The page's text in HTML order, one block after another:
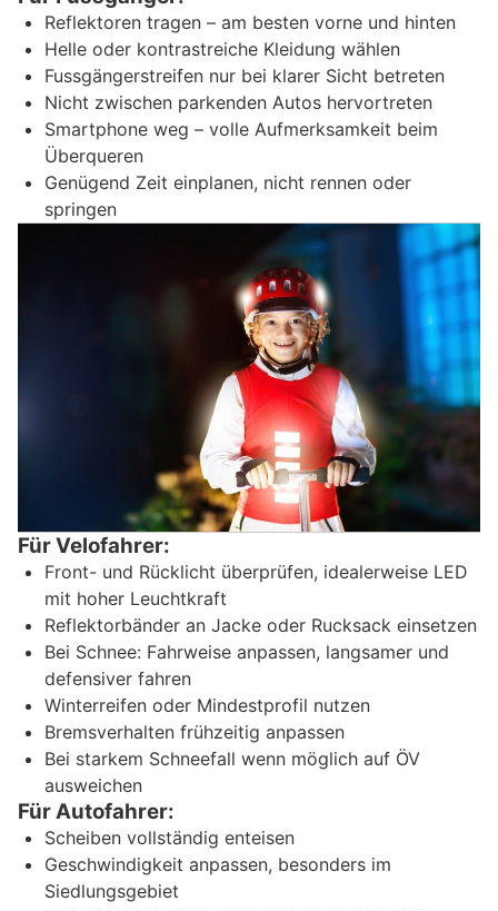
Reflektoren tragen – am besten vorne und hinten
Helle oder kontrastreiche Kleidung wählen
Fussgängerstreifen nur bei klarer Sicht betreten
Nicht zwischen parkenden Autos hervortreten
Smartphone weg – volle Aufmerksamkeit beim
Überqueren
Genügend Zeit einplanen, nicht rennen oder
springen
Für Velofahrer:
Front- und Rücklicht überprüfen, idealerweise LED
mit hoher Leuchtkraft
Reflektorbänder an Jacke oder Rucksack einsetzen
Bei Schnee: Fahrweise anpassen, langsamer und
defensiver fahren
Winterreifen oder Mindestprofil nutzen
Bremsverhalten frühzeitig anpassen
Bei starkem Schneefall wenn möglich auf ÖV
ausweichen
Für Autofahrer:
Scheiben vollständig enteisen
Geschwindigkeit anpassen, besonders im
Siedlungsgebiet